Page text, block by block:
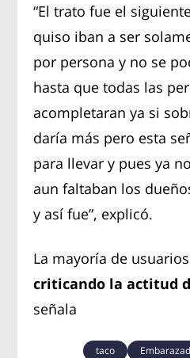
“El trato fue el
quiso iban a ser
por persona y no se
hasta que todas las
acompletaran ya si
daría más pero esta
para llevar y pues ya
aun faltaban los
y así fue”, explicó.
La mayoría de usuarios
criticando la actitud
señala
taco